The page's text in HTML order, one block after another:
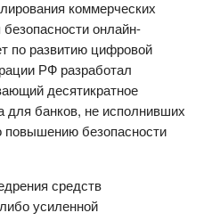
коммерческих
онлайн-
по развитию цифровой
РФ разработал
десятикратное
банков, не исполнивших
повышению безопасности
средств
усиленной